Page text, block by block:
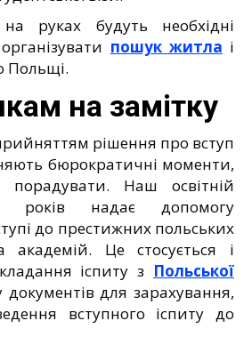
руках будуть необхідні
пошук житла і
Польщі.
на замітку
рішення про вступ
бюрократичні моменти,
порадувати. Наш освітній
років надає допомогу
до престижних польських
академій. Це стосується і
іспиту з Польської
для зарахування,
вступного іспиту до